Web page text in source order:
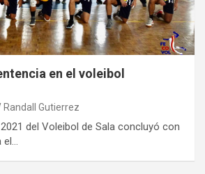
en el voleibol
Randall Gutierrez
del Voleibol de Sala concluyó con
el…